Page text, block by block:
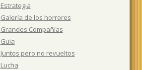
Estrategia
Galería de los horrores
Grandes Compañías
Guia
Juntos pero no revueltos
Lucha